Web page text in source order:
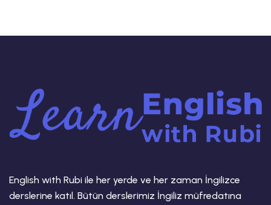
English with Rubi ile her yerde ve her zaman İngilizce
derslerine katıl. Bütün derslerimiz İngiliz müfredatına